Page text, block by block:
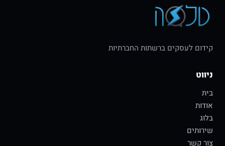
קידום לעסקים ברשתות החברתיות
ניווט
בית
אודות
בלוג
שירותים
צור קשר